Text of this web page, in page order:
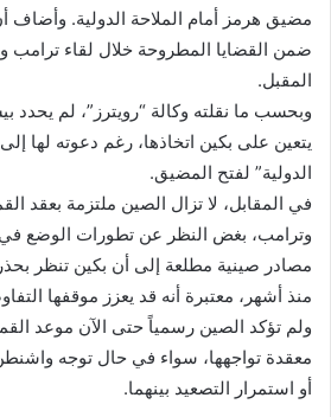
مضيق هرمز أمام الملاحة الدولية.
ضمن القضايا المطروحة خلال لقاء ترامب
المقبل.
وبحسب ما نقلته وكالة “رويترز”، لم يحدد
يتعين على بكين اتخاذها، رغم دعوته لها إلى
الدولية” لفتح المضيق.
في المقابل، لا تزال الصين ملتزمة بعقد
وترامب، بغض النظر عن تطورات الوضع
مصادر صينية مطلعة إلى أن بكين تنظر
منذ أشهر، معتبرة أنه قد يعزز موقفها
ولم تؤكد الصين رسمياً حتى الآن موعد
معقدة تواجهها، سواء في حال توجه
أو استمرار التصعيد بينهما.